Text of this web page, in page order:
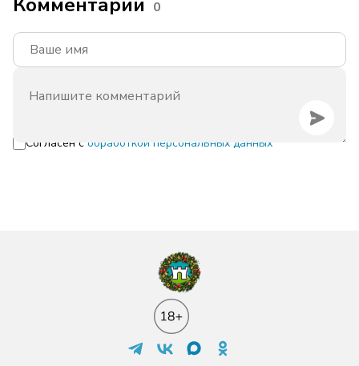
0
Согласен с обработкой персональных данных